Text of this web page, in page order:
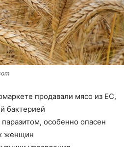
продавали мясо из ЕС,
бактерией
особенно опасен
женщин